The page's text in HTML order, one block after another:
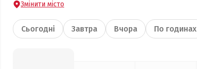
Змінити місто
Сьогодні Завтра Вчора По годинах